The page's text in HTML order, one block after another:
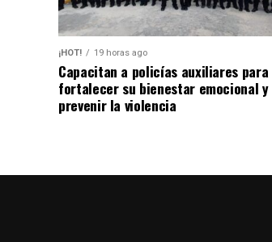
¡HOT! 19 horas ago
Capacitan a policías auxiliares para
fortalecer su bienestar emocional y
prevenir la violencia